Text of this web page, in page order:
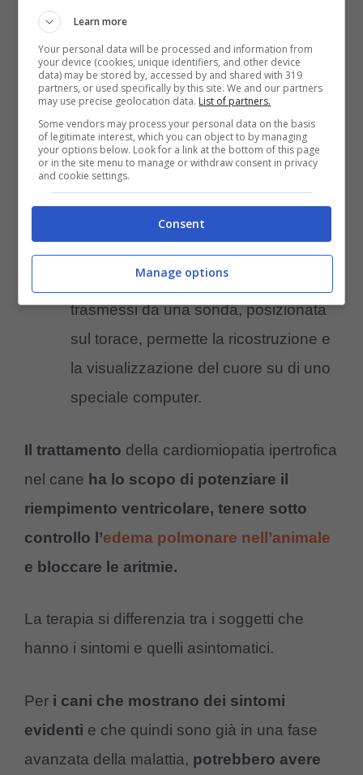
individuare eventuali aritmie, anche se
non tutti i cani che soffrono di
cardiomiopatia ipertrofica soffrono
anche di aritmie.
ecocardiogrammi:purtroppo
l’ecocardiogramma non è sempre
presente in tutte le strutture, ma è
l’unico esame che permette di
diagnosticare questa malattia.
L’esame attraverso gli ultrasuoni
trasmessi da una sonda, posizionata
sul torace, permette la ricostruzione e
la visualizzazione del cuore su di uno
speciale computer.
Il trattamento della cardiomiopatia ipertrofica
nel cane ha lo scopo di potenziare il
riempimento ventricolare, tenere sotto
controllo l’edema polmonare nell’animale
e bloccare le aritmie.
La terapia si differenzia tra i soggetti che
hanno i sintomi e quelli asintomatici.
Per i cani che mostrano dei sintomi
evidenti e che quindi sono già in una fase
avanzata della malattia, potrebbero avere
Learn more
Your personal data will be processed and information from
your device (cookies, unique identifiers, and other device
data) may be stored by, accessed by and shared with 319
partners, or used specifically by this site. We and our partners
may use precise geolocation data. List of partners.
Some vendors may process your personal data on the basis
of legitimate interest, which you can object to by managing
your options below. Look for a link at the bottom of this page
or in the site menu to manage or withdraw consent in privacy
and cookie settings.
Consent
Manage options